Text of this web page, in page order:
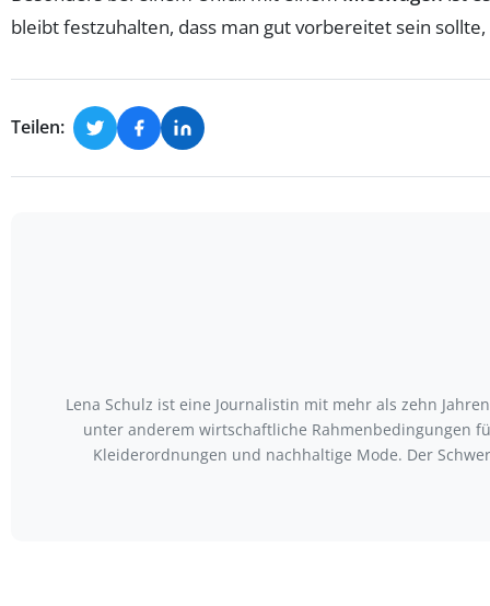
bleibt festzuhalten, dass man gut vorbereitet sein
Teilen:
Lena Schulz ist eine Journalistin mit mehr als zehn
unter anderem wirtschaftliche Rahmenbedingungen
Kleiderordnungen und nachhaltige Mode. Der